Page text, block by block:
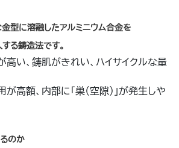
金型に溶融したアルミニウム合金を
る鋳造法です。
高い、鋳肌がきれい、ハイサイクルな量
が高額、内部に「巣（空隙）」が発生しや
るのか